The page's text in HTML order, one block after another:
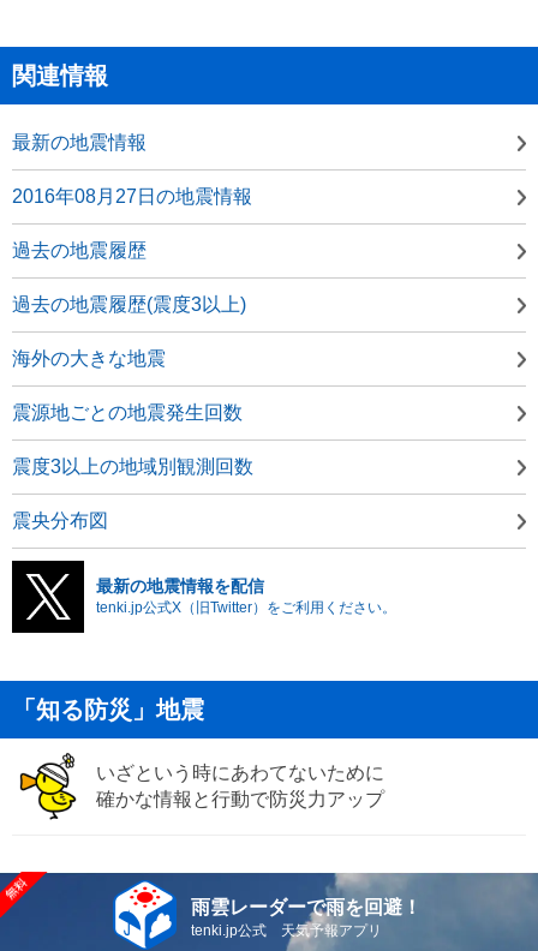
関連情報
最新の地震情報
2016年08月27日の地震情報
過去の地震履歴
過去の地震履歴(震度3以上)
海外の大きな地震
震源地ごとの地震発生回数
震度3以上の地域別観測回数
震央分布図
最新の地震情報を配信
tenki.jp公式X（旧Twitter）をご利用ください。
「知る防災」地震
いざという時にあわてないために
確かな情報と行動で防災力アップ
雨雲レーダーで雨を回避！
tenki.jp公式 天気予報アプリ